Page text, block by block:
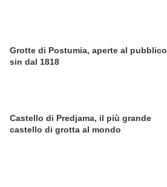
Grotte di Postumia, aperte al pubblico
sin dal 1818
Castello di Predjama, il più grande
castello di grotta al mondo